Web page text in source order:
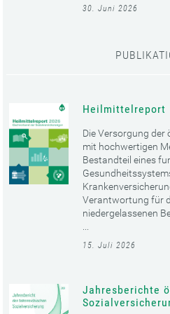
30. Juni 2026
Heilmittelreport
Die Versorgung der
mit hochwertigen
Bestandteil eines
Verantwortung für
niedergelassenen
15. Juli 2026
Jahresberichte